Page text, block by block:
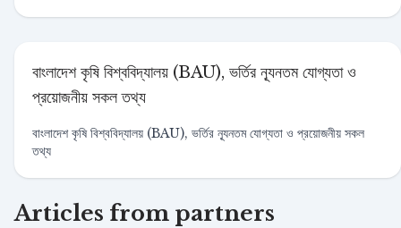
বাংলাদেশ কৃষি বিশ্ববিদ্যালয় (BAU), ভর্তির ন্যূনতম যোগ্যতা ও
প্রয়োজনীয় সকল তথ্য
বাংলাদেশ কৃষি বিশ্ববিদ্যালয় (BAU), ভর্তির ন্যূনতম যোগ্যতা ও প্রয়োজনীয় সকল
তথ্য
Articles from partners